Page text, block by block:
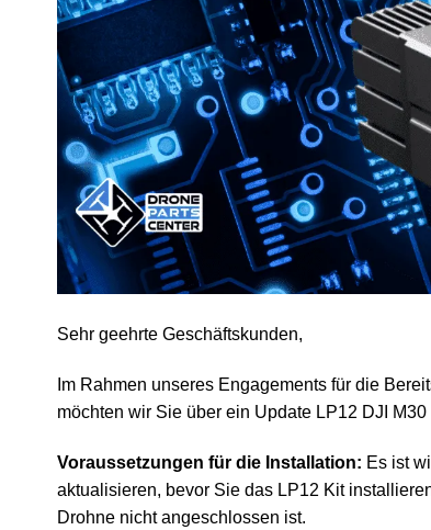
Sehr geehrte Geschäftskunden,
Im Rahmen unseres Engagements für die
möchten wir Sie über ein Update LP12 DJI M30
Voraussetzungen für die Installation: Es ist
aktualisieren, bevor Sie das LP12 Kit
Drohne nicht angeschlossen ist.